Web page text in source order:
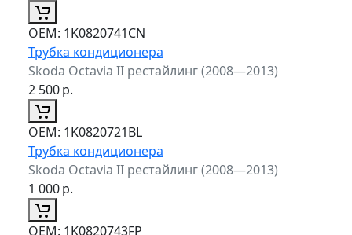
ОЕМ: 1K0820741CN
Трубка кондиционера
Skoda Octavia II рестайлинг (2008—2013)
2 500р.
ОЕМ: 1K0820721BL
Трубка кондиционера
Skoda Octavia II рестайлинг (2008—2013)
1 000р.
ОЕМ: 1K0820743FP